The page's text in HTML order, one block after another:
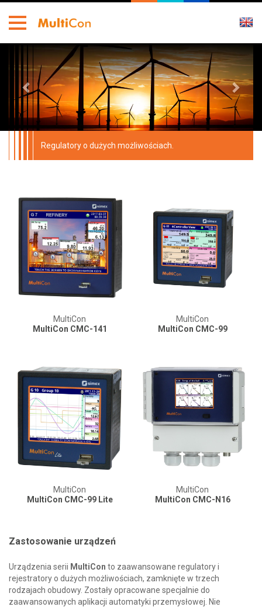
Regulatory o dużych możliwościach.
MultiCon
MultiCon CMC-141
MultiCon
MultiCon CMC-99
MultiCon
MultiCon CMC-99 Lite
MultiCon
MultiCon CMC-N16
Zastosowanie urządzeń
Urządzenia serii MultiCon to zaawansowane regulatory i
rejestratory o dużych możliwościach, zamknięte w trzech
rodzajach obudowy. Zostały opracowane specjalnie do
zaawansowanych aplikacji automatyki przemysłowej. Nie